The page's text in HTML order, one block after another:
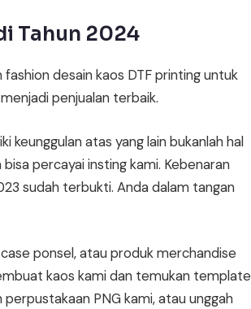
Tahun 2024
desain kaos DTF printing untuk
penjualan terbaik.
keunggulan atas yang lain bukanlah hal
percayai insting kami. Kebenaran
sudah terbukti. Anda dalam tangan
ponsel, atau produk merchandise
kaos kami dan temukan template
PNG kami, atau unggah